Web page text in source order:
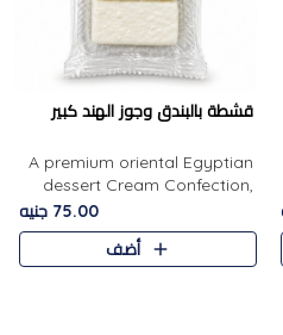
قشطة بالبندق وجوز الهند كبير
A premium oriental Egyptian
dessert Cream Confection,
featuring a soft, creamy
texture and the distinctive
flavor of roasted hazelnuts.
75.00 جنيه
أضف